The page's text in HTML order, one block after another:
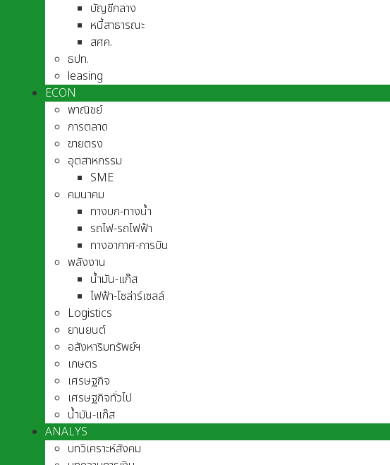
บัญชีกลาง
หนี้สาธารณะ
สศค.
ธปท.
leasing
ECON
พาณิชย์
การตลาด
ขายตรง
อุตสาหกรรม
SME
คมนาคม
ทางบก-ทางน้ำ
รถไฟ-รถไฟฟ้า
ทางอากาศ-การบิน
พลังงาน
น้ำมัน-แก๊ส
ไฟฟ้า-โซล่าร์เซลล์
Logistics
ยานยนต์
อสังหาริมทรัพย์ฯ
เกษตร
เศรษฐกิจ
เศรษฐกิจทั่วไป
น้ำมัน-แก๊ส
ANALYS
บทวิเคราะห์สังคม